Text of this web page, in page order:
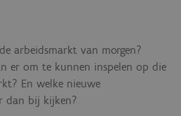
arbeidsmarkt van morgen?
er om te kunnen inspelen op die
En welke nieuwe
dan bij kijken?